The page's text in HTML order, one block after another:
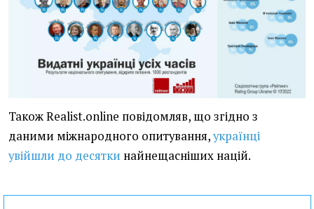
Також Realist.online повідомляв, що згідно з
даними міжнародного опитування,українці
увійшли до десятки найнещасніших націй.